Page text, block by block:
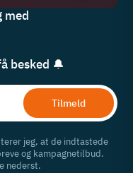
med
besked 🔔
Tilmeld
jeg, at de indtastede
og kampagnetilbud.
nederst.